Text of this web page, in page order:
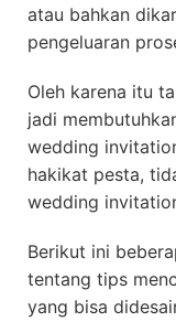
atau bahkan
pengeluaran
Oleh karena itu
jadi
wedding
hakikat pesta,
wedding
Berikut ini
tentang tips
yang bisa